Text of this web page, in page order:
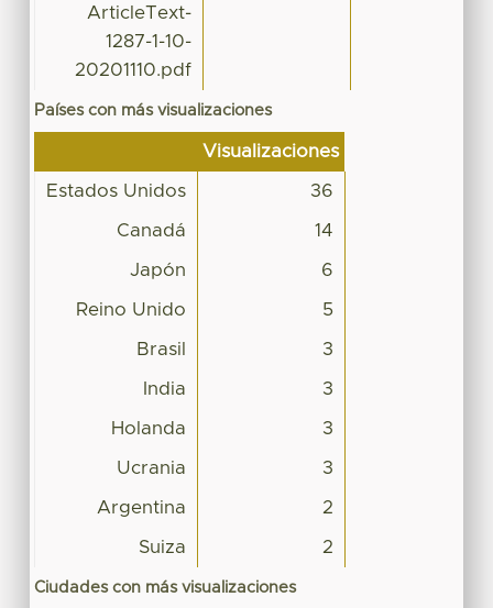
ArticleText-
1287-1-10-
20201110.pdf
Países con más visualizaciones
Visualizaciones
Estados Unidos 36
Canadá 14
Japón 6
Reino Unido 5
Brasil 3
India 3
Holanda 3
Ucrania 3
Argentina 2
Suiza 2
Ciudades con más visualizaciones